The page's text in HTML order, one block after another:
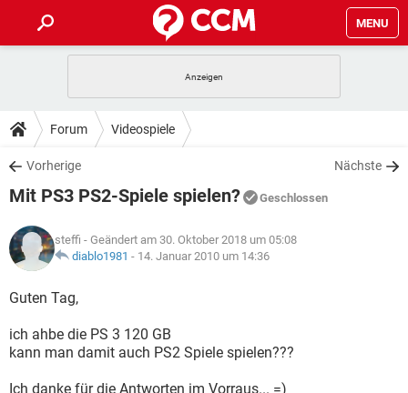
MENU
ANDROID
WINDOWS 10
WHATSAPP TIKTOK
FACEBOOK
TIPPS & TRICKS
SPIELE
WHATSAPP TIKTOK
FACEBOOK
DOWNLOADS
SPIELE STREAMING
ANDROID
WINDOWS 10 INSTAGRAM
WHATSAPP
SPIELE STREAMING
ANDROID
WINDOWS 10
WHATSAPP
LEXIKON
SPIELE
WINDOWS 10 INSTAGRAM
WHATSAPP
Forum Videospiele
Vorherige Nächste
Mit PS3 PS2-Spiele spielen? Geschlossen
steffi - Geändert am 30. Oktober 2018 um 05:08
diablo1981 - 14. Januar 2010 um 14:36
Guten Tag,
ich ahbe die PS 3 120 GB
kann man damit auch PS2 Spiele spielen???
Ich danke für die Antworten im Vorraus... =)